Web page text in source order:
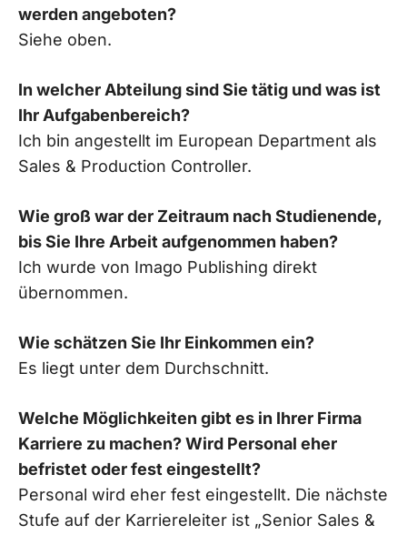
werden angeboten?
Siehe oben.
In welcher Abteilung sind Sie tätig und was ist
Ihr Aufgabenbereich?
Ich bin angestellt im European Department als
Sales & Production Controller.
Wie groß war der Zeitraum nach Studienende,
bis Sie Ihre Arbeit aufgenommen haben?
Ich wurde von Imago Publishing direkt
übernommen.
Wie schätzen Sie Ihr Einkommen ein?
Es liegt unter dem Durchschnitt.
Welche Möglichkeiten gibt es in Ihrer Firma
Karriere zu machen? Wird Personal eher
befristet oder fest eingestellt?
Personal wird eher fest eingestellt. Die nächste
Stufe auf der Karriereleiter ist „Senior Sales &